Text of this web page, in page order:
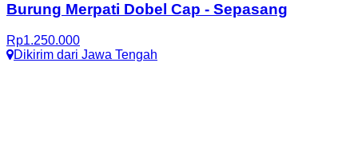
Burung Merpati Dobel Cap - Sepasang
Rp1.250.000
Dikirim dari Jawa Tengah